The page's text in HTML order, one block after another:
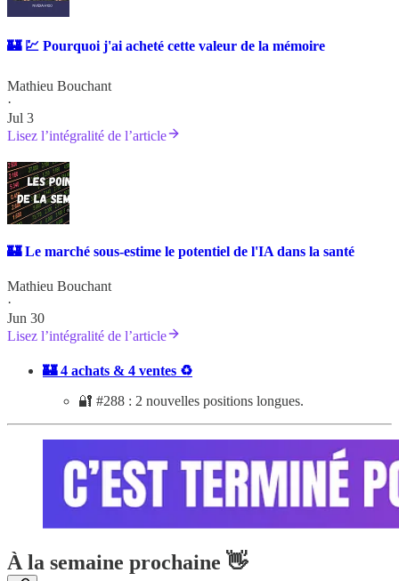
🏰 💹 Pourquoi j'ai acheté cette valeur de la mémoire
Mathieu Bouchant
·
Jul 3
Lisez l’intégralité de l’article
🏰 Le marché sous-estime le potentiel de l'IA dans la santé
Mathieu Bouchant
·
Jun 30
Lisez l’intégralité de l’article
🏰 4 achats & 4 ventes ♻️
🔐 #288 : 2 nouvelles positions longues.
À la semaine prochaine 👋